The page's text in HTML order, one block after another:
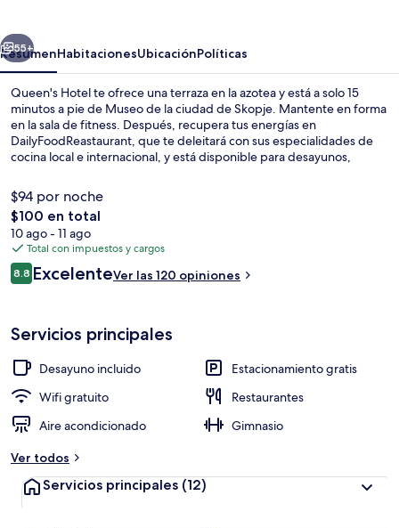
Siguiente
55+
ResumenHabitacionesUbicaciónPolíticas
Queen's Hotel te ofrece una terraza en la azotea y está a solo 15
minutos a pie de Museo de la ciudad de Skopje. Mantente en forma
en la sala de fitness. Después, recupera tus energías en
DailyFoodReastaurant, que te deleitará con sus especialidades de
cocina local e internacional, y está disponible para desayunos,
son su bar o lounge y su terraza. A otros visitantes les encanta el
personal amable.
$94 por noche
El
precio
total
es
de
$100 en total
10 ago - 11 ago
Total con impuestos y cargos
Opiniones
8.88.8 de 10,
ExcelenteVer las 120 opiniones
Servicios principales
Desayuno incluido
Estacionamiento gratis
Wifi gratuito
Restaurantes
Aire acondicionado
Gimnasio
Ver todos
Servicios principales (12)